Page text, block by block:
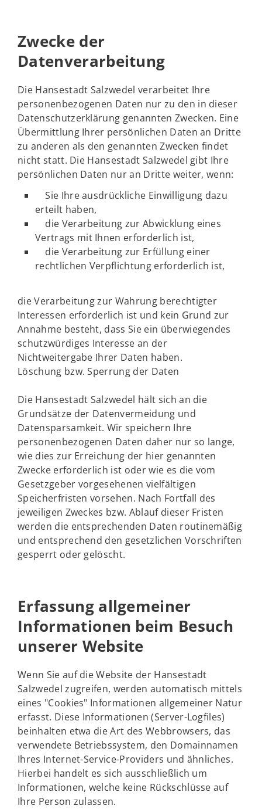
Zwecke der
Datenverarbeitung
Die Hansestadt Salzwedel verarbeitet Ihre
personenbezogenen Daten nur zu den in dieser
Datenschutzerklärung genannten Zwecken. Eine
Übermittlung Ihrer persönlichen Daten an Dritte
zu anderen als den genannten Zwecken findet
nicht statt. Die Hansestadt Salzwedel gibt Ihre
persönlichen Daten nur an Dritte weiter, wenn:
Sie Ihre ausdrückliche Einwilligung dazu
erteilt haben,
die Verarbeitung zur Abwicklung eines
Vertrags mit Ihnen erforderlich ist,
die Verarbeitung zur Erfüllung einer
rechtlichen Verpflichtung erforderlich ist,
die Verarbeitung zur Wahrung berechtigter
Interessen erforderlich ist und kein Grund zur
Annahme besteht, dass Sie ein überwiegendes
schutzwürdiges Interesse an der
Nichtweitergabe Ihrer Daten haben.
Löschung bzw. Sperrung der Daten
Die Hansestadt Salzwedel hält sich an die
Grundsätze der Datenvermeidung und
Datensparsamkeit. Wir speichern Ihre
personenbezogenen Daten daher nur so lange,
wie dies zur Erreichung der hier genannten
Zwecke erforderlich ist oder wie es die vom
Gesetzgeber vorgesehenen vielfältigen
Speicherfristen vorsehen. Nach Fortfall des
jeweiligen Zweckes bzw. Ablauf dieser Fristen
werden die entsprechenden Daten routinemäßig
und entsprechend den gesetzlichen Vorschriften
gesperrt oder gelöscht.
Erfassung allgemeiner
Informationen beim Besuch
unserer Website
Wenn Sie auf die Website der Hansestadt
Salzwedel zugreifen, werden automatisch mittels
eines "Cookies" Informationen allgemeiner Natur
erfasst. Diese Informationen (Server-Logfiles)
beinhalten etwa die Art des Webbrowsers, das
verwendete Betriebssystem, den Domainnamen
Ihres Internet-Service-Providers und ähnliches.
Hierbei handelt es sich ausschließlich um
Informationen, welche keine Rückschlüsse auf
Ihre Person zulassen.